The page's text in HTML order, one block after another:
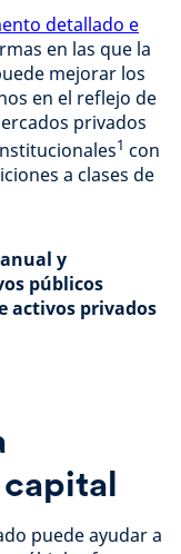
detallado e
en las que la
mejorar los
en el reflejo de
privados
1 con
a clases de
y
públicos
activos privados
puede ayudar a